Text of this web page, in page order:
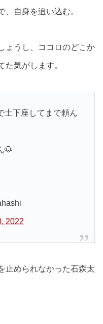
自身を追い込む。
ょうし、ココロのどこか
た気がします。
土下座してまで頼ん
🐶
2022
止められなかった石森太